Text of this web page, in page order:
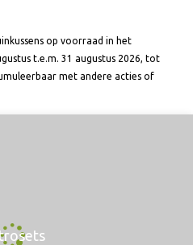
op voorraad in het
t.e.m. 31 augustus 2026, tot
met andere acties of